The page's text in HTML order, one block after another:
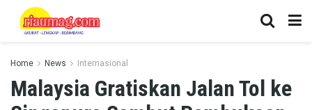
Home News Internasional
Malaysia Gratiskan Jalan Tol ke